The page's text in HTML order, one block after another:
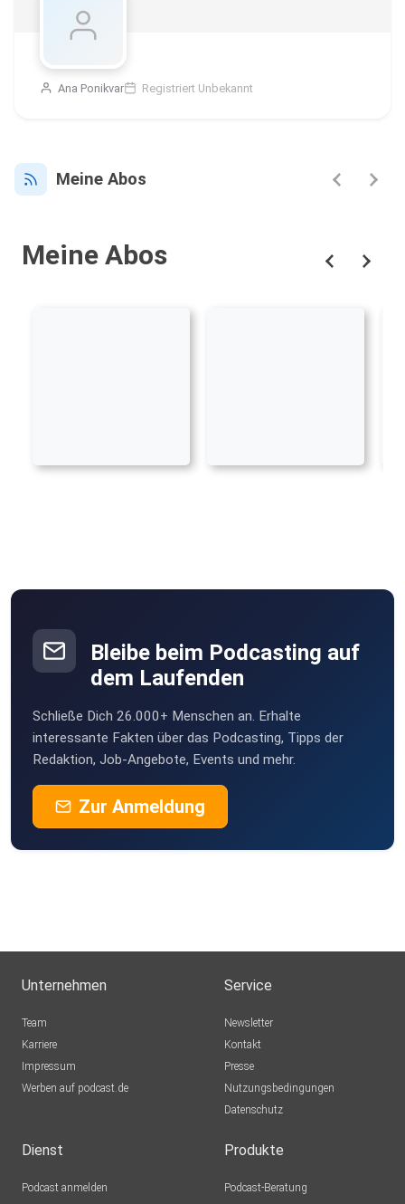
Ana Ponikvar Registriert Unbekannt
Meine Abos
Meine Abos
Bleibe beim Podcasting auf
dem Laufenden
Schließe Dich 26.000+ Menschen an. Erhalte
interessante Fakten über das Podcasting, Tipps der
Redaktion, Job-Angebote, Events und mehr.
Zur Anmeldung
Unternehmen
Team
Karriere
Impressum
Werben auf podcast.de
Service
Newsletter
Kontakt
Presse
Nutzungsbedingungen
Datenschutz
Dienst
Podcast anmelden
Produkte
Podcast-Beratung